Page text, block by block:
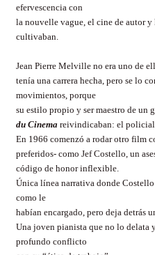
efervescencia con
la nouvelle vague, el cine de autor
cultivaban.
Jean Pierre Melville no era uno de
tenía una carrera hecha, pero se lo
movimientos, porque
su estilo propio y ser maestro de un
du Cinema reivindicaban: el
En 1966 comenzó a rodar otro film
preferidos- como Jef Costello, un
código de honor inflexible.
Única línea narrativa donde
como le
habían encargado, pero deja detrás
Una joven pianista que no lo delata
profundo conflicto